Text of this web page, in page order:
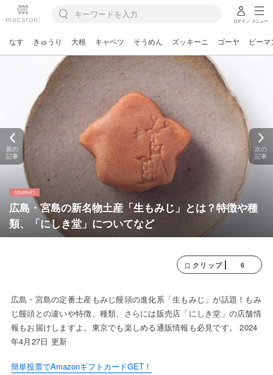
ログイン メニュー
なす きゅうり 大根 キャベツ そうめん ズッキーニ ゴーヤ ピーマ
広島・宮島の新名物土産「生もみじ」とは？特徴や種
類、「にしき堂」についてなど
前の
記事
次の
記事
クリップ 6
広島・宮島の定番土産もみじ饅頭の進化系「生もみじ」が話題！もみ
じ饅頭との違いや特徴、種類、さらには販売店「にしき堂」の店舗情
報もお届けしますよ。東京でも楽しめる通販情報も必見です。 2024
年4月27日 更新
簡単投票でAmazonギフトカードGET！